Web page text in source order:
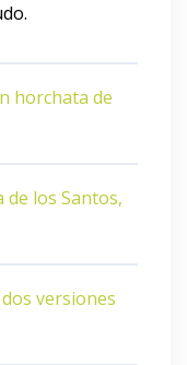
horchata de
de los Santos,
versiones